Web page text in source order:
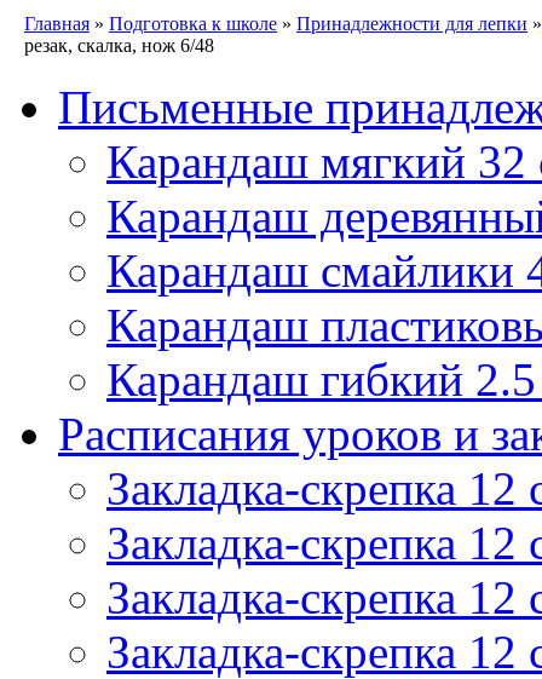
Главная » Подготовка к школе » Принадлежности для лепки
резак, скалка, нож 6/48
Письменные
Карандаш мягкий 32
Карандаш
Карандаш
Карандаш
Карандаш гибкий
Расписания уроков и
Закладка-скрепка
Закладка-скрепка
Закладка-скрепка
Закладка-скрепка